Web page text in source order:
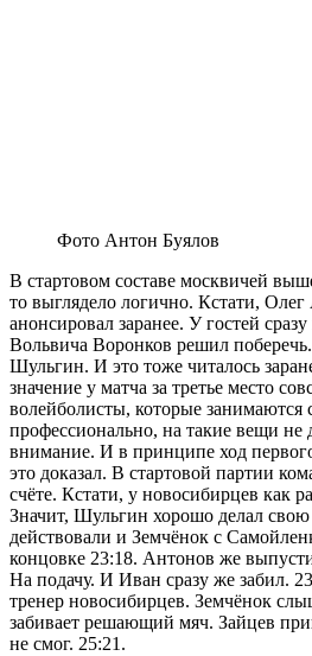
Фото Антон Буялов
В стартовом составе москвичей
то выглядело логично. Кстати,
анонсировал заранее. У гостей
Вольвича Воронков решил
Шульгин. И это тоже читалось
значение у матча за третье место
волейболисты, которые занимаются
профессионально, на такие вещи
внимание. И в принципе ход
это доказал. В стартовой партии
счёте. Кстати, у новосибирцев как
Значит, Шульгин хорошо делал
действовали и Земчёнок с
концовке 23:18. Антонов же
На подачу. И Иван сразу же забил.
тренер новосибирцев. Земчёнок
забивает решающий мяч. Зайцев
не смог. 25:21.